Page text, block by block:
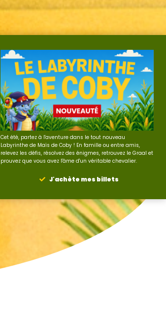
Cet été, partez à l'aventure dans le tout nouveau
Labyrinthe de Maïs de Coby ! En famille ou entre amis,
relevez les défis, résolvez des énigmes, retrouvez le Graal et
prouvez que vous avez l'âme d'un véritable chevalier.
J'achète mes billets